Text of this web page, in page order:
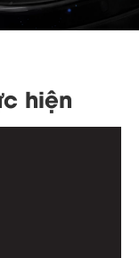
hiện